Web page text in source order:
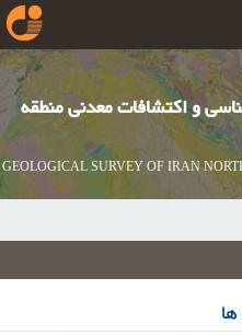
و اکتشافات معدنی منطقه
GEOLOGICAL SURVEY OF IRAN